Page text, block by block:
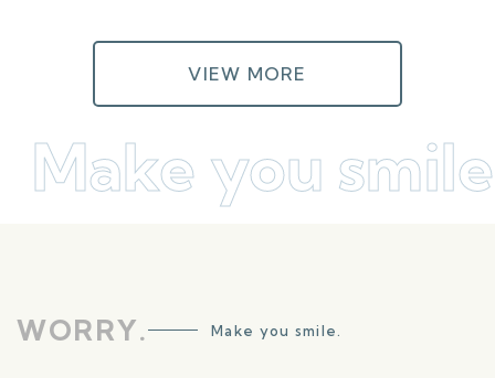
VIEW MORE
Make you
WORRY. Make you smile.